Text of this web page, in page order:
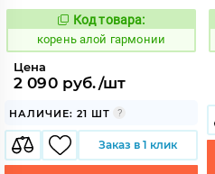
781391
Код товара:
корень алой гармонии
Цена
2 090 руб./шт
НАЛИЧИЕ: 21 ШТ
Заказ в 1 клик